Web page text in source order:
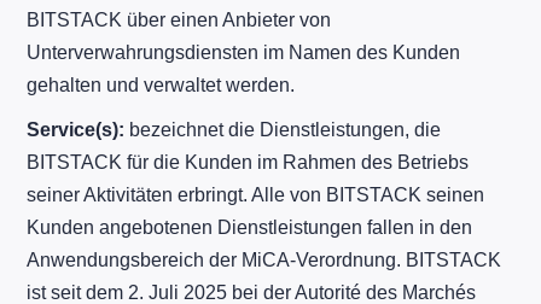
BITSTACK über einen Anbieter von
Unterverwahrungsdiensten im Namen des Kunden
gehalten und verwaltet werden.
Service(s): bezeichnet die Dienstleistungen, die
BITSTACK für die Kunden im Rahmen des Betriebs
seiner Aktivitäten erbringt. Alle von BITSTACK seinen
Kunden angebotenen Dienstleistungen fallen in den
Anwendungsbereich der MiCA-Verordnung. BITSTACK
ist seit dem 2. Juli 2025 bei der Autorité des Marchés